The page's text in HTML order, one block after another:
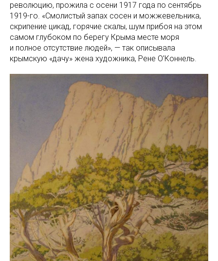
революцию, прожила с осени 1917 года по сентябрь
1919-го. «Смолистый запах сосен и можжевельника,
скрипение цикад, горячие скалы, шум прибоя на этом
самом глубоком по берегу Крыма месте моря
и полное отсутствие людей», — так описывала
крымскую «дачу» жена художника, Рене О’Коннель.